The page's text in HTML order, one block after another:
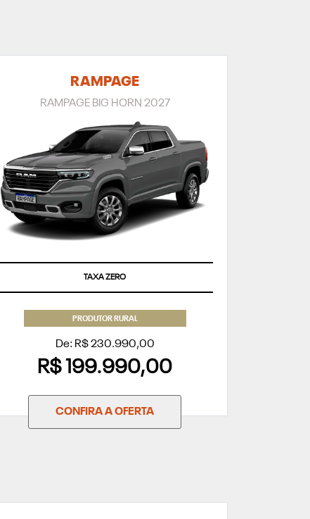
RAMPAGE
RAMPAGE BIG HORN 2027
TAXA ZERO
PRODUTOR RURAL
De: R$ 230.990,00
R$ 199.990,00
CONFIRA A OFERTA